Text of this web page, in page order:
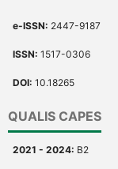
e-ISSN: 2447-9187
ISSN: 1517-0306
DOI: 10.18265
QUALIS CAPES
2021 - 2024: B2